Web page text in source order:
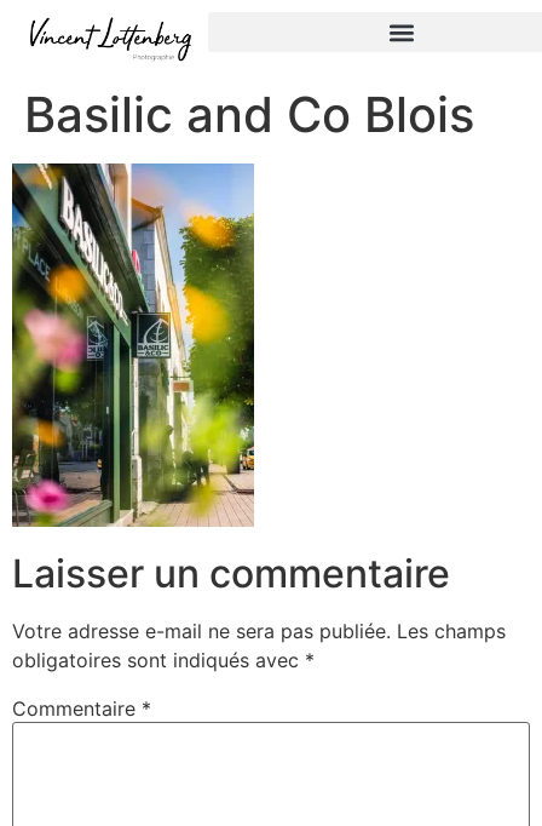
Basilic and Co Blois
Laisser un commentaire
Votre adresse e-mail ne sera pas publiée. Les champs
obligatoires sont indiqués avec *
Commentaire *